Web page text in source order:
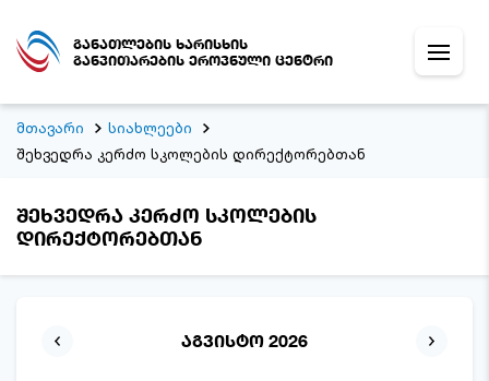
განათლების ხარისხის
განვითარების ეროვნული ცენტრი
მთავარი
სიახლეები
შეხვედრა კერძო სკოლების დირექტორებთან
შეხვედრა კერძო სკოლების
დირექტორებთან
აგვისტო 2026